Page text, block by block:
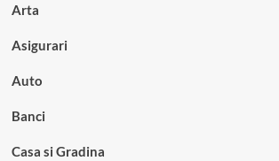
Arta
Asigurari
Auto
Banci
Casa si Gradina